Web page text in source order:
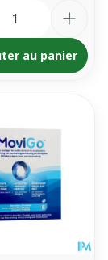
au panier